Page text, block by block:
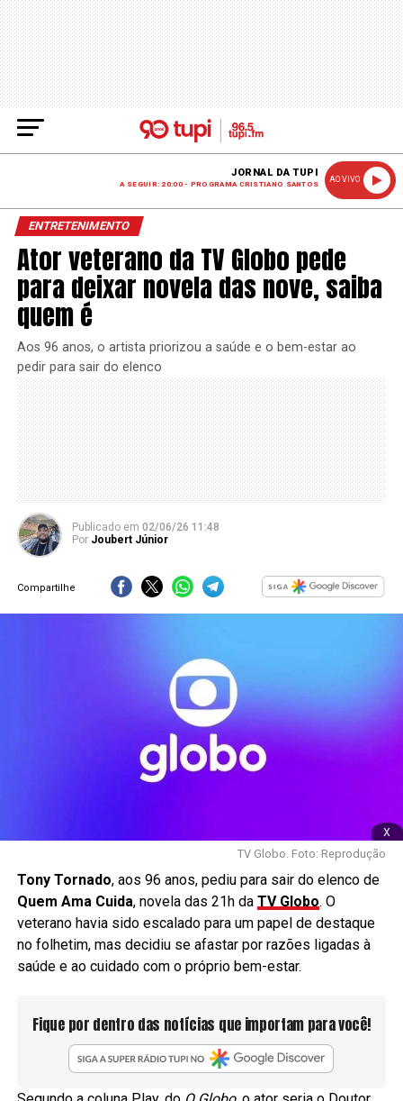
JORNAL DA TUPI
A SEGUIR: 20:00 - PROGRAMA CRISTIANO SANTOS
AO VIVO
ENTRETENIMENTO
Ator veterano da TV Globo pede
para deixar novela das nove, saiba
quem é
Aos 96 anos, o artista priorizou a saúde e o bem-estar ao
pedir para sair do elenco
Publicado em 02/06/26 11:48
Por Joubert Júnior
Compartilhe
x
TV Globo. Foto: Reprodução
Tony Tornado, aos 96 anos, pediu para sair do elenco de
Quem Ama Cuida, novela das 21h da TV Globo. O
veterano havia sido escalado para um papel de destaque
no folhetim, mas decidiu se afastar por razões ligadas à
saúde e ao cuidado com o próprio bem-estar.
Fique por dentro das notícias que importam para você!